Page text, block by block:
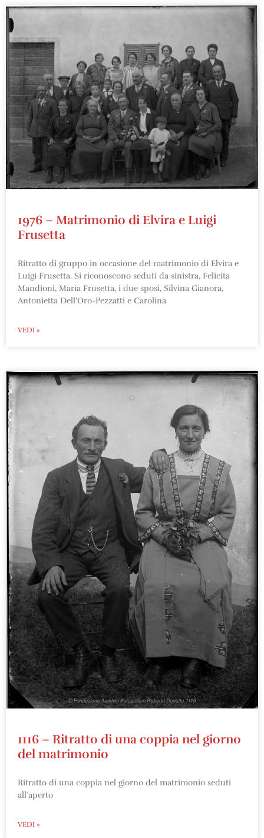
1976 – Matrimonio di Elvira e Luigi
Frusetta
Ritratto di gruppo in occasione del matrimonio di Elvira e
Luigi Frusetta. Si riconoscono seduti da sinistra, Felicita
Mandioni, Maria Frusetta, i due sposi, Silvina Gianora,
Antonietta Dell’Oro-Pezzatti e Carolina
VEDI »
1116 – Ritratto di una coppia nel giorno
del matrimonio
Ritratto di una coppia nel giorno del matrimonio seduti
all’aperto
VEDI »